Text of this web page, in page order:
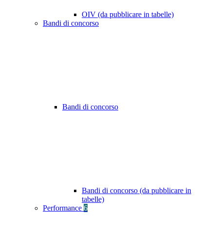
OIV (da pubblicare in tabelle)
Bandi di concorso
Bandi di concorso
Bandi di concorso (da pubblicare in
tabelle)
Performance 6